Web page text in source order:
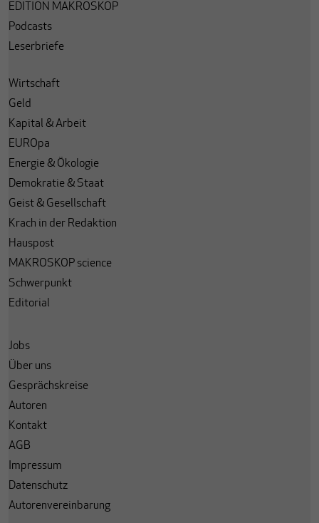
EDITION MAKROSKOP
Podcasts
Leserbriefe
Wirtschaft
Geld
Kapital & Arbeit
EUROpa
Energie & Ökologie
Demokratie & Staat
Geist & Gesellschaft
Krach in der Redaktion
Hauspost
MAKROSKOP science
Schwerpunkt
Editorial
Jobs
Über uns
Gesprächskreise
Autoren
Kontakt
AGB
Impressum
Datenschutz
Autorenvereinbarung